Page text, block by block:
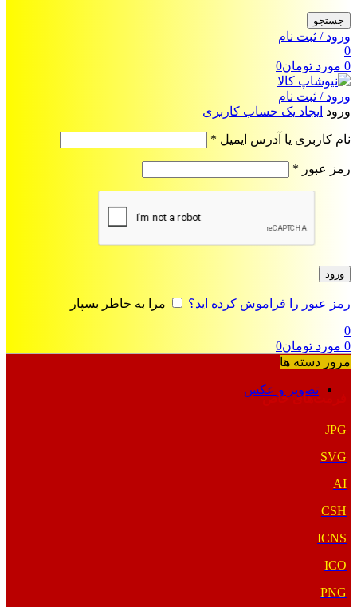
جستجو
ورود / ثبت نام
0
0 مورد تومان0
ورود / ثبت نام
ورود ایجاد یک حساب کاربری
نام کاربری یا آدرس ایمیل *
رمز عبور *
ورود
رمز عبور را فراموش کرده اید؟
مرا به خاطر بسپار
0
0 مورد تومان0
مرور دسته ها
تصویر و عکس
فرمت‌های خاص
JPG
SVG
AI
CSH
ICNS
ICO
PNG